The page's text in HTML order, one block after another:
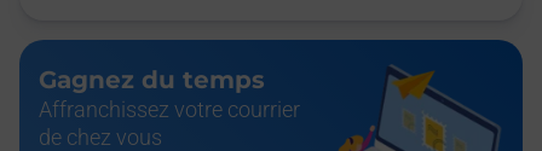
Gagnez du temps
Affranchissez votre courrier
de chez vous